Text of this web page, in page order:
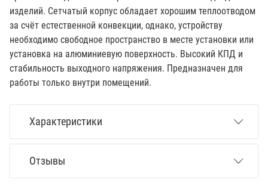
изделий. Сетчатый корпус обладает хорошим теплоотводом
за счёт естественной конвекции, однако, устройству
необходимо свободное пространство в месте установки или
установка на алюминиевую поверхность. Высокий КПД и
стабильность выходного напряжения. Предназначен для
работы только внутри помещений.
Характеристики
Отзывы